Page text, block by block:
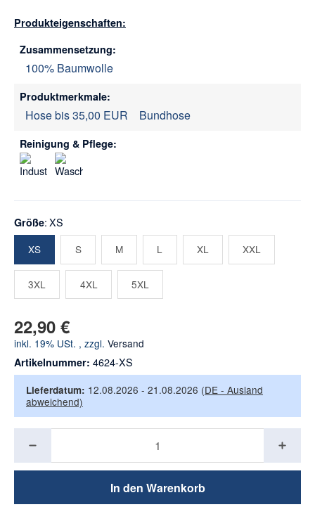
Produkteigenschaften:
Zusammensetzung:
100% Baumwolle
Produktmerkmale:
Hose bis 35,00 EUR Bundhose
Reinigung & Pflege:
Größe XS
XSXS SS MM L XL XXL
3XL 4XL 5XL
22,90 €
inkl. 19% USt. , zzgl. Versand
Artikelnummer: 4624-XS
Lieferdatum: 12.08.2026 - 21.08.2026 (DE - Ausland
abweichend)
In den Warenkorb